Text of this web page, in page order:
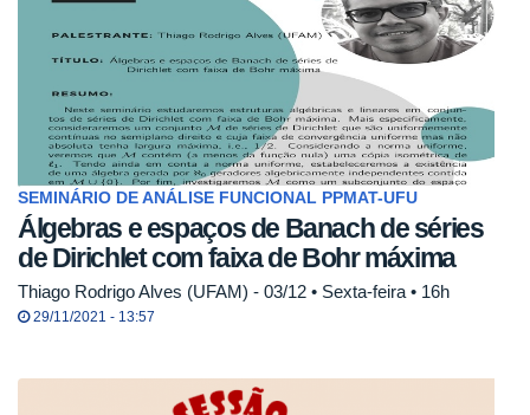
SEMINÁRIO DE ANÁLISE FUNCIONAL PPMAT-UFU
Álgebras e espaços de Banach de séries
de Dirichlet com faixa de Bohr máxima
Thiago Rodrigo Alves (UFAM) - 03/12 • Sexta-feira • 16h
29/11/2021 - 13:57